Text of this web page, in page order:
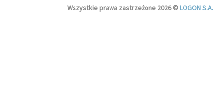
Wszystkie prawa zastrzeżone 2026 ©LOGON S.A.